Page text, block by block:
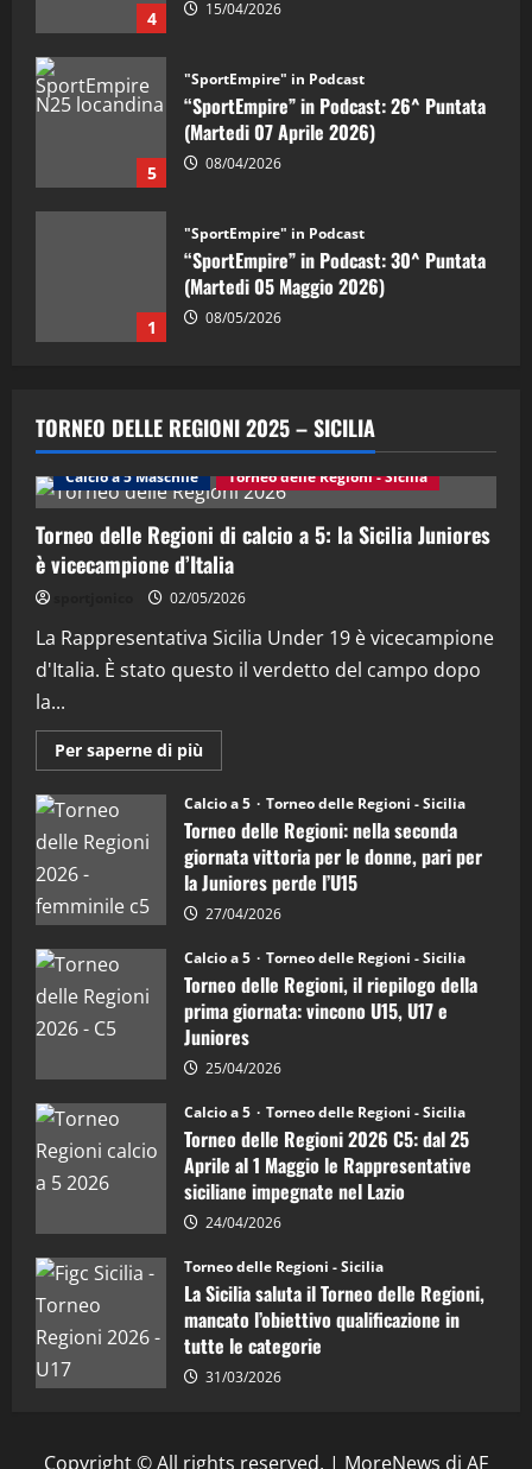
4 15/04/2026
5
"SportEmpire" in Podcast
“SportEmpire” in Podcast: 26^ Puntata
(Martedi 07 Aprile 2026)
08/04/2026
1
"SportEmpire" in Podcast
“SportEmpire” in Podcast: 30^ Puntata
(Martedi 05 Maggio 2026)
08/05/2026
2
“SportEmpire” in Podcast: 29^ Puntata
(Martedi 28 Aprile 2026)
28/04/2026
3
"SportEmpire" in Podcast
“SportEmpire” in Podcast: 28^ Puntata
(Martedi 21 Aprile 2026)
21/04/2026
4
(Martedi 14 Aprile 2026)
5
"SportEmpire" in Podcast
“SportEmpire” in Podcast: 26^ Puntata
(Martedi 07 Aprile 2026)
TORNEO DELLE REGIONI 2025 – SICILIA
Calcio a 5 Maschile Torneo delle Regioni - Sicilia
Torneo delle Regioni di calcio a 5: la Sicilia Juniores
è vicecampione d’Italia
02/05/2026
La Rappresentativa Sicilia Under 19 è vicecampione
d'Italia. È stato questo il verdetto del campo dopo
la...
Per saperne di più
informazioni
Torneo
delle
Regioni
di
calcio
a
5:
la
Juniores
è
vicecampione
d’Italia
Calcio a 5 Torneo delle Regioni - Sicilia
Torneo delle Regioni: nella seconda
giornata vittoria per le donne, pari per
la Juniores perde l’U15
27/04/2026
Calcio a 5 Torneo delle Regioni - Sicilia
Torneo delle Regioni, il riepilogo della
prima giornata: vincono U15, U17 e
Juniores
25/04/2026
Calcio a 5 Torneo delle Regioni - Sicilia
Torneo delle Regioni 2026 C5: dal 25
Aprile al 1 Maggio le Rappresentative
siciliane impegnate nel Lazio
24/04/2026
Torneo delle Regioni - Sicilia
La Sicilia saluta il Torneo delle Regioni,
mancato l’obiettivo qualificazione in
tutte le categorie
31/03/2026
Copyright © All rights reserved. | MoreNews di AF